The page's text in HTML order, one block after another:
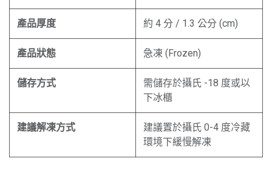
產品厚度 約 4 分 / 1.3 公分 (cm)
產品狀態 急凍 (Frozen)
儲存方式
需儲存於攝氏 -18 度或以
下冰櫃
建議解凍方式
建議置於攝氏 0-4 度冷藏
環境下緩慢解凍